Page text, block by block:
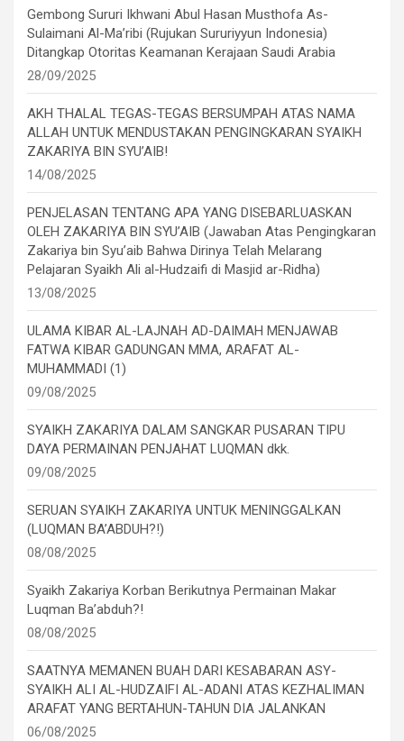
Gembong Sururi Ikhwani Abul Hasan Musthofa As-
Sulaimani Al-Ma’ribi (Rujukan Sururiyyun Indonesia)
Ditangkap Otoritas Keamanan Kerajaan Saudi Arabia
28/09/2025
AKH THALAL TEGAS-TEGAS BERSUMPAH ATAS NAMA
ALLAH UNTUK MENDUSTAKAN PENGINGKARAN SYAIKH
ZAKARIYA BIN SYU’AIB!
14/08/2025
PENJELASAN TENTANG APA YANG DISEBARLUASKAN
OLEH ZAKARIYA BIN SYU’AIB (Jawaban Atas Pengingkaran
Zakariya bin Syu’aib Bahwa Dirinya Telah Melarang
Pelajaran Syaikh Ali al-Hudzaifi di Masjid ar-Ridha)
13/08/2025
ULAMA KIBAR AL-LAJNAH AD-DAIMAH MENJAWAB
FATWA KIBAR GADUNGAN MMA, ARAFAT AL-
MUHAMMADI (1)
09/08/2025
SYAIKH ZAKARIYA DALAM SANGKAR PUSARAN TIPU
DAYA PERMAINAN PENJAHAT LUQMAN dkk.
09/08/2025
SERUAN SYAIKH ZAKARIYA UNTUK MENINGGALKAN
(LUQMAN BA’ABDUH?!)
08/08/2025
Syaikh Zakariya Korban Berikutnya Permainan Makar
Luqman Ba’abduh?!
08/08/2025
SAATNYA MEMANEN BUAH DARI KESABARAN ASY-
SYAIKH ALI AL-HUDZAIFI AL-ADANI ATAS KEZHALIMAN
ARAFAT YANG BERTAHUN-TAHUN DIA JALANKAN
06/08/2025